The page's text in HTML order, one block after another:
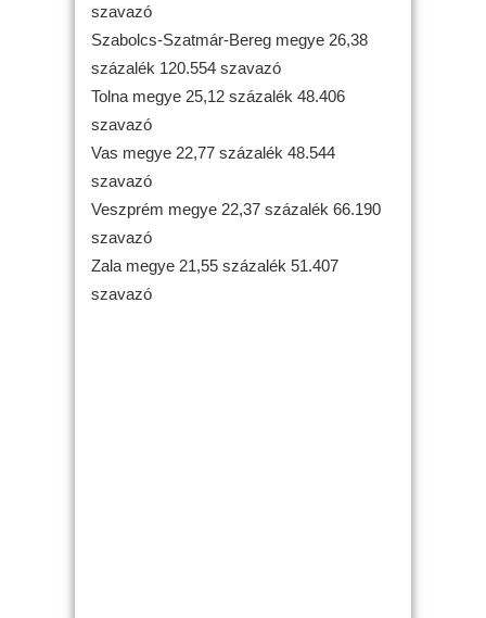
szavazó
Szabolcs-Szatmár-Bereg megye 26,38
százalék 120.554 szavazó
Tolna megye 25,12 százalék 48.406
szavazó
Vas megye 22,77 százalék 48.544
szavazó
Veszprém megye 22,37 százalék 66.190
szavazó
Zala megye 21,55 százalék 51.407
szavazó